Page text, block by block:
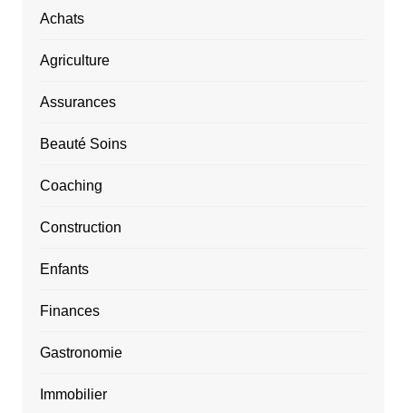
Achats
Agriculture
Assurances
Beauté Soins
Coaching
Construction
Enfants
Finances
Gastronomie
Immobilier